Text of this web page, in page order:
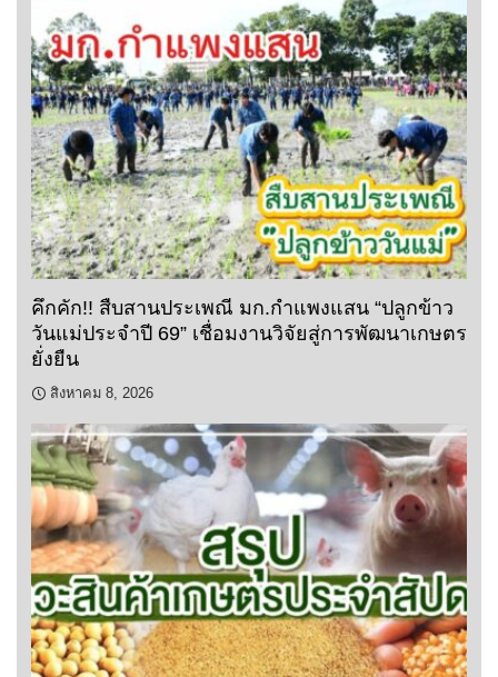
คึกคัก!! สืบสานประเพณี มก.กำแพงแสน “ปลูกข้าว
วันแม่ประจำปี 69” เชื่อมงานวิจัยสู่การพัฒนาเกษตร
ยั่งยืน
สิงหาคม 8, 2026